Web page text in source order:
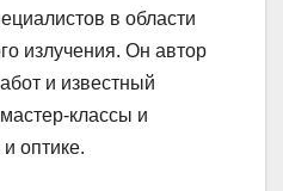
в области
излучения. Он автор
и известный
классы и
оптике.